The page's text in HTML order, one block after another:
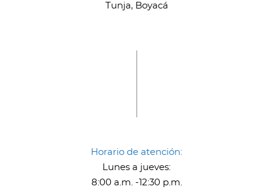
Tunja, Boyacá
Horario de atención:
Lunes a jueves:
8:00 a.m. -12:30 p.m.